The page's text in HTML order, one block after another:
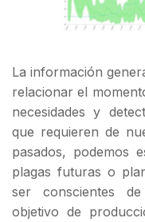
La información
relacionar el
necesidades y
que requieren de
pasados, podemos
plagas futuras o
ser conscientes
objetivo de